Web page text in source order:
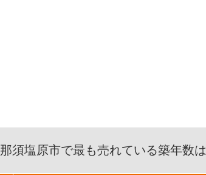
那須塩原市で最も売れている築年数は